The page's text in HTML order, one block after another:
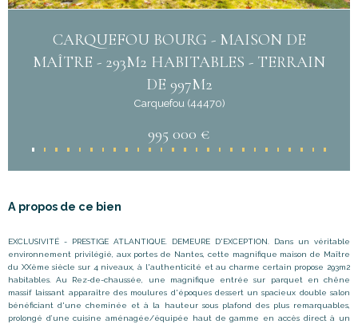
CARQUEFOU BOURG - MAISON DE
MAÎTRE - 293M2 HABITABLES - TERRAIN
DE 997M2
Carquefou (44470)
995 000 €
A propos de ce bien
EXCLUSIVITÉ - PRESTIGE ATLANTIQUE. DEMEURE D'EXCEPTION. Dans un véritable
environnement privilégié, aux portes de Nantes, cette magnifique maison de Maître
du XXème siècle sur 4 niveaux, à l'authenticité et au charme certain propose 293m2
habitables. Au Rez-de-chaussée, une magnifique entrée sur parquet en chêne
massif laissant apparaître des moulures d'époques dessert un spacieux double salon
bénéficiant d'une cheminée et à la hauteur sous plafond des plus remarquables,
prolongé d’une cuisine aménagée/équipée haut de gamme en accès direct à un